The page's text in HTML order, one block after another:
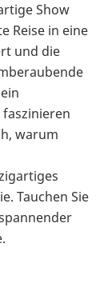
Show
Reise in eine
und die
warum
Tauchen Sie